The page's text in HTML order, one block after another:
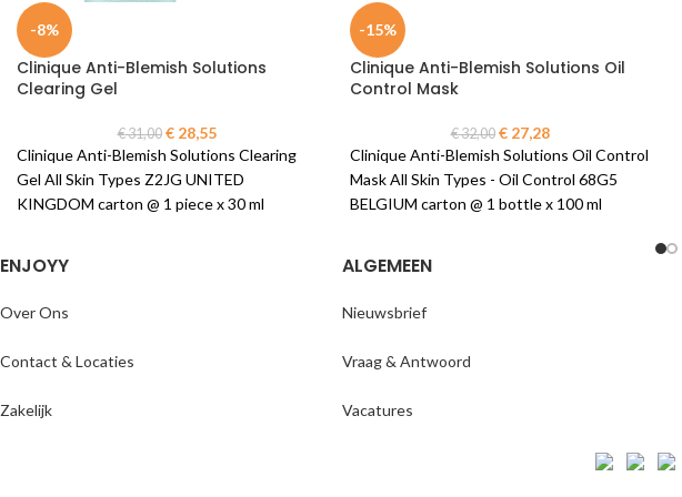
-8%
Clinique Anti-Blemish Solutions
Clearing Gel
€31,00 €28,55
Clinique Anti-Blemish Solutions Clearing
Gel All Skin Types Z2JG UNITED
KINGDOM carton @ 1 piece x 30 ml
-15%
Clinique Anti-Blemish Solutions Oil
Control Mask
€32,00 €27,28
Clinique Anti-Blemish Solutions Oil Control
Mask All Skin Types - Oil Control 68G5
BELGIUM carton @ 1 bottle x 100 ml
ENJOYY
Over Ons
Contact & Locaties
Zakelijk
ALGEMEEN
Nieuwsbrief
Vraag & Antwoord
Vacatures